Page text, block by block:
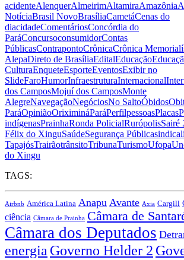
acidenteAlenquerAlmeirimAltamiraAmazônia
NotíciaBrasil NovoBrasíliaCametáCenas do
diacidadeComentáriosConcórdia do
ParáConcursoconsumidorContas
PúblicasContrapontoCrônicaCrônica
AlepaDireto de BrasíliaEditalEducação
CulturaEnqueteEsporteEventosExibir no
SlideFaroHumorInfraestruturaInternacional
dos CamposMojuí dos CamposMonte
AlegreNavegaçãoNegóciosNo SaltoÓbidos
ParáOpiniãoOriximináParáPerfilpessoasPlacas
indígenasPrainhaRonda PolicialRurópolisSairé
Félix do XinguSaúdeSegurança Pública
TapajósTrairãotrânsitoTribunaTurismoUfopa
do Xingu
TAGS:
Airbnb América Latina Anapu Avante Axia Cargill
ciência Câmara de Prainha Câmara de
Câmara dos Deputados
energiaGoverno Helder 2